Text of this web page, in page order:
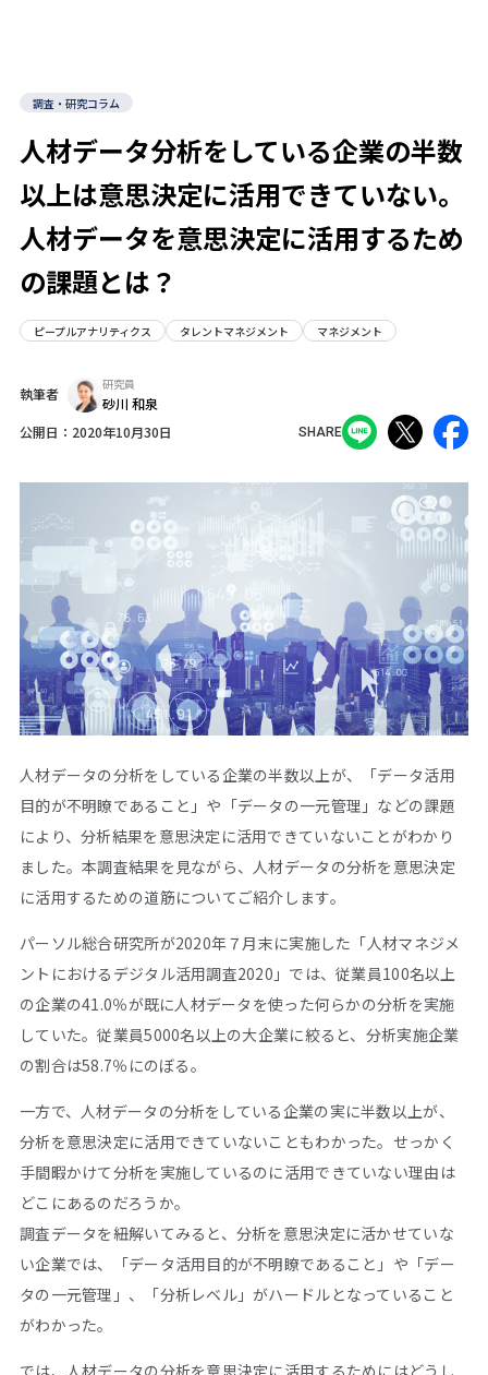
調査・研究コラム
人材データ分析をしている企業の半数
以上は意思決定に活用できていない。
人材データを意思決定に活用するため
の課題とは？
ピープルアナリティクス タレントマネジメント マネジメント
公開日： 2020年10月30日 SHARE
執筆者
研究員
砂川 和泉
人材データの分析をしている企業の半数以上が、「データ活用
目的が不明瞭であること」や「データの一元管理」などの課題
により、分析結果を意思決定に活用できていないことがわかり
ました。本調査結果を見ながら、人材データの分析を意思決定
に活用するための道筋についてご紹介します。
パーソル総合研究所が2020年７月末に実施した「人材マネジメ
ントにおけるデジタル活用調査2020」では、従業員100名以上
の企業の41.0％が既に人材データを使った何らかの分析を実施
していた。従業員5000名以上の大企業に絞ると、分析実施企業
の割合は58.7％にのぼる。
一方で、人材データの分析をしている企業の実に半数以上が、
分析を意思決定に活用できていないこともわかった。せっかく
手間暇かけて分析を実施しているのに活用できていない理由は
どこにあるのだろうか。
調査データを紐解いてみると、分析を意思決定に活かせていな
い企業では、「データ活用目的が不明瞭であること」や「デー
タの一元管理」、「分析レベル」がハードルとなっていること
がわかった。
では、人材データの分析を意思決定に活用するためにはどうし